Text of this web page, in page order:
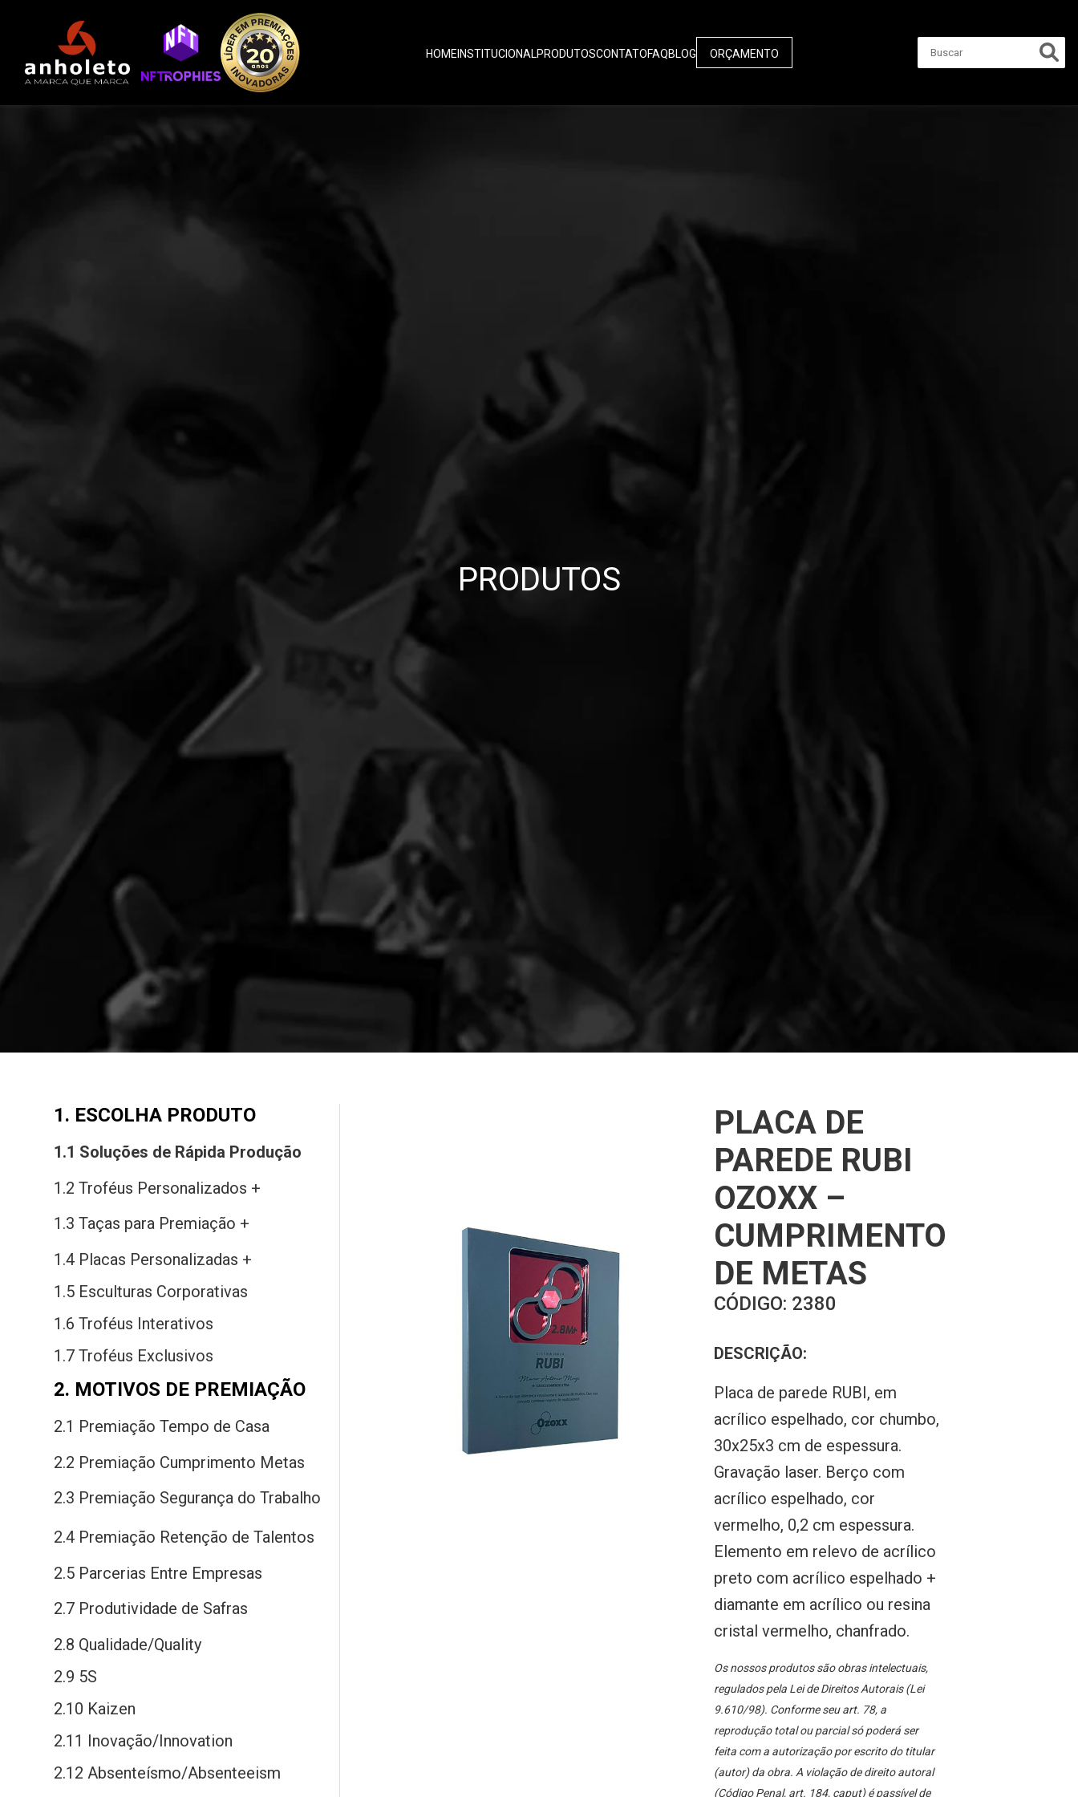
HOME INSTITUCIONALPRODUTOSCONTATOFAQBLOG ORÇAMENTO
PRODUTOS
1. ESCOLHA PRODUTO
1.1 Soluções de Rápida Produção
1.2 Troféus Personalizados +
1.3 Taças para Premiação +
1.4 Placas Personalizadas +
1.5 Esculturas Corporativas
1.6 Troféus Interativos
1.7 Troféus Exclusivos
2. MOTIVOS DE PREMIAÇÃO
2.1 Premiação Tempo de Casa
2.2 Premiação Cumprimento Metas
2.3 Premiação Segurança do Trabalho
2.4 Premiação Retenção de Talentos
2.5 Parcerias Entre Empresas
2.7 Produtividade de Safras
2.8 Qualidade/Quality
2.9 5S
2.10 Kaizen
2.11 Inovação/Innovation
2.12 Absenteísmo/Absenteeism
PLACA DE
PAREDE RUBI
OZOXX –
CUMPRIMENTO
DE METAS
CÓDIGO: 2380
DESCRIÇÃO:
Placa de parede RUBI, em
acrílico espelhado, cor chumbo,
30x25x3 cm de espessura.
Gravação laser. Berço com
acrílico espelhado, cor
vermelho, 0,2 cm espessura.
Elemento em relevo de acrílico
preto com acrílico espelhado +
diamante em acrílico ou resina
cristal vermelho, chanfrado.
Os nossos produtos são obras intelectuais,
regulados pela Lei de Direitos Autorais (Lei
9.610/98). Conforme seu art. 78, a
reprodução total ou parcial só poderá ser
feita com a autorização por escrito do titular
(autor) da obra. A violação de direito autoral
(Código Penal, art. 184, caput) é passível de